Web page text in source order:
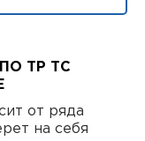
ТР ТС
от ряда
на себя